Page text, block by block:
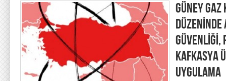
GÜNEY GAZ
DÜZENİNDE
GÜVENLİĞİ,
KAFKASYA
UYGULAMA